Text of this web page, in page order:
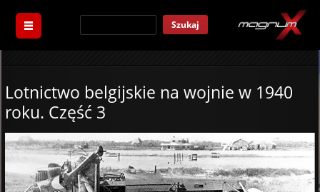
Szukaj
Lotnictwo belgijskie na wojnie w 1940
roku. Część 3